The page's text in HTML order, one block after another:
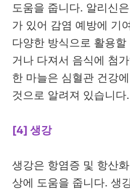
도움을 줍니다. 알리신
가 있어 감염 예방에 기
다양한 방식으로 활용
거나 다져서 음식에 첨
한 마늘은 심혈관 건강
것으로 알려져 있습니다.
[4] 생강
생강은 항염증 및 항산
상에 도움을 줍니다. 생